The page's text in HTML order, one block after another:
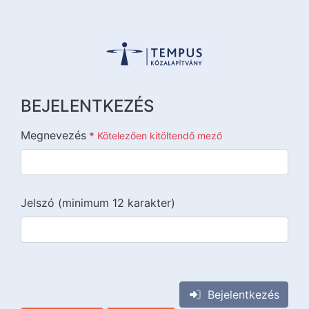
BEJELENTKEZÉS
Megnevezés * Kötelezően kitöltendő mező
Jelszó (minimum 12 karakter)
Bejelentkezés